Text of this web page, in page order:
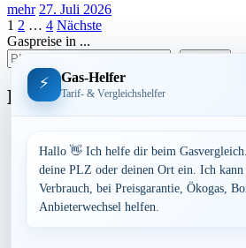
mehr 27. Juli 2026
Seitennummerierung
der
Beiträge
1 2 … 4 Nächste
Gaspreise in ...
Bundesland
Bayern
Berlin
Brandenburg
Hamburg
⚡ Gas-Helfer
Tarif- & Vergleichshelfer
Hallo 👋 Ich helfe dir beim
deine PLZ oder deinen Ort ein. Ich
Verbrauch, bei Preisgarantie, Ökogas,
Anbieterwechsel helfen.